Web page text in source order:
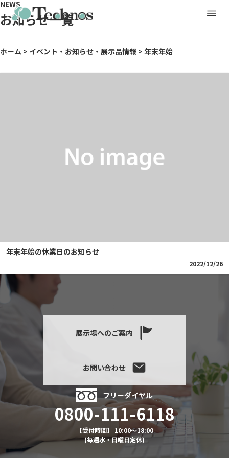
NEWS
お知らせ一覧
ホーム > イベント・お知らせ・展示品情報 > 年末年始
年末年始の休業日のお知らせ
2022/12/26
展示場へのご案内
お問い合わせ
フリーダイヤル
0800-111-6118
【受付時間】 10:00～18:00
(毎週水・日曜日定休)